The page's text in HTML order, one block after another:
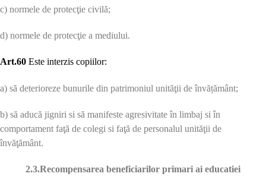
c) normele de protecţie civilă;
d) normele de protecţie a mediului.
Art.60 Este interzis copiilor:
a) să deterioreze bunurile din patrimoniul unităţii de învățământ;
b) să aducă jigniri si să manifeste agresivitate în limbaj si în
comportament faţă de colegi si faţă de personalul unităţii de
învăţământ.
2.3.Recompensarea beneficiarilor primari ai educatiei